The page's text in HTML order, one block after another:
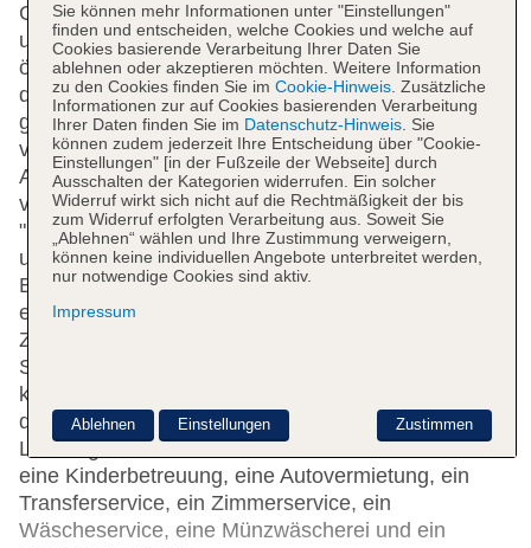
Gepäckaufbewahrung, ein Safe, ein Geldautomat
und ein Getränkeautomat. WLAN ist in den
öffentlichen Bereichen verfügbar. Hilfestellung bei
der Buchung von Ausflügen wird am Tourdesk
geboten. Die Unterbringung verfügt über eine Reihe
von behindertengerechten Annehmlichkeiten. Ein
Aufzug und rollstuhlgerechte Einrichtungen sind
vorhanden. Für Filminteressierte heißt es im Kino:
"Film ab!". Ein Supermarkt und ein Souvenirshop
und andere Geschäfte können zum Einkaufen und
Bummeln genutzt werden. Ein schöner Garten und
ein Spielplatz gehören zum Gelände des Hotels.
Zur weiteren Einrichtung des Hauses zählt ein
Spielzimmer. Bei einer Anreise mit dem Auto
können die Gäste dieses in einer Garage oder auf
dem Parkplatz parken. Unter den weiteren
Leistungen finden sich ein 24h-Sicherheitsdienst,
eine Kinderbetreuung, eine Autovermietung, ein
Transferservice, ein Zimmerservice, ein
Wäscheservice, eine Münzwäscherei und ein
Sie können mehr Informationen unter "Einstellungen"
finden und entscheiden, welche Cookies und welche auf
Cookies basierende Verarbeitung Ihrer Daten Sie
ablehnen oder akzeptieren möchten. Weitere Information
zu den Cookies finden Sie im Cookie-Hinweis. Zusätzliche
Informationen zur auf Cookies basierenden Verarbeitung
Ihrer Daten finden Sie im Datenschutz-Hinweis. Sie
können zudem jederzeit Ihre Entscheidung über "Cookie-
Einstellungen" [in der Fußzeile der Webseite] durch
Ausschalten der Kategorien widerrufen. Ein solcher
Widerruf wirkt sich nicht auf die Rechtmäßigkeit der bis
zum Widerruf erfolgten Verarbeitung aus. Soweit Sie
„Ablehnen“ wählen und Ihre Zustimmung verweigern,
können keine individuellen Angebote unterbreitet werden,
nur notwendige Cookies sind aktiv.
Impressum
Zustimmen
Ablehnen Einstellungen